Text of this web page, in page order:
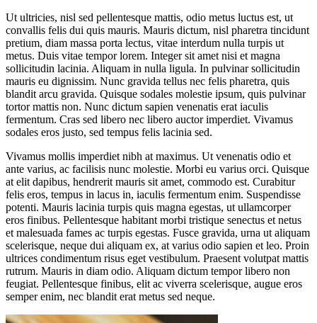
Ut ultricies, nisl sed pellentesque mattis, odio metus luctus est, ut
convallis felis dui quis mauris. Mauris dictum, nisl pharetra tincidunt
pretium, diam massa porta lectus, vitae interdum nulla turpis ut
metus. Duis vitae tempor lorem. Integer sit amet nisi et magna
sollicitudin lacinia. Aliquam in nulla ligula. In pulvinar sollicitudin
mauris eu dignissim. Nunc gravida tellus nec felis pharetra, quis
blandit arcu gravida. Quisque sodales molestie ipsum, quis pulvinar
tortor mattis non. Nunc dictum sapien venenatis erat iaculis
fermentum. Cras sed libero nec libero auctor imperdiet. Vivamus
sodales eros justo, sed tempus felis lacinia sed.
Vivamus mollis imperdiet nibh at maximus. Ut venenatis odio et
ante varius, ac facilisis nunc molestie. Morbi eu varius orci. Quisque
at elit dapibus, hendrerit mauris sit amet, commodo est. Curabitur
felis eros, tempus in lacus in, iaculis fermentum enim. Suspendisse
potenti. Mauris lacinia turpis quis magna egestas, ut ullamcorper
eros finibus. Pellentesque habitant morbi tristique senectus et netus
et malesuada fames ac turpis egestas. Fusce gravida, urna ut aliquam
scelerisque, neque dui aliquam ex, at varius odio sapien et leo. Proin
ultrices condimentum risus eget vestibulum. Praesent volutpat mattis
rutrum. Mauris in diam odio. Aliquam dictum tempor libero non
feugiat. Pellentesque finibus, elit ac viverra scelerisque, augue eros
semper enim, nec blandit erat metus sed neque.